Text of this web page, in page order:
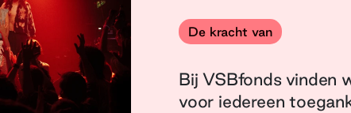
De kracht van
Bij VSBfonds vinden
voor iedereen